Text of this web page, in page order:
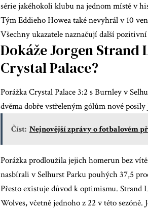
série jakéhokoli klubu na jednom místě v
Tým Eddieho Howea také nevyhrál v 10
Všechny ukazatele naznačují další
Dokáže Jorgen
Crystal Palace?
Porážka Crystal Palace 3:2 s Burnley v
dvěma dobře vstřeleným gólům nové
Číst: Nejnovější zprávy o fotbalovém
Porážka prodloužila jejich homerun bez
nasbírali v Selhurst Parku pouhých 37,5
Přesto existuje důvod k optimismu. Strand
Wolves, včetně jednoho z 22 v této